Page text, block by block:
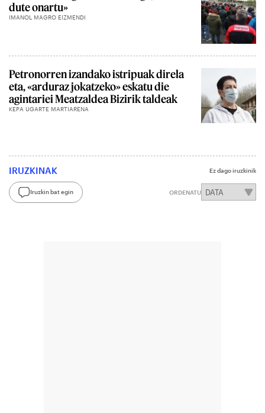
dute onartu»
IMANOL MAGRO EIZMENDI
Petronorren izandako istripuak direla
eta, «arduraz jokatzeko» eskatu die
agintariei Meatzaldea Bizirik taldeak
KEPA UGARTE MARTIARENA
IRUZKINAK Ez dago iruzkinik
Iruzkin bat egin ORDENATU